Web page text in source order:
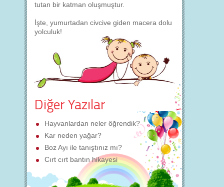
tutan bir katman oluşmuştur.
İşte, yumurtadan civcive giden macera dolu
yolculuk!
Diğer Yazılar
Hayvanlardan neler öğrendik?
Kar neden yağar?
Boz Ayı ile tanıştınız mı?
Cırt cırt bantın hikayesi